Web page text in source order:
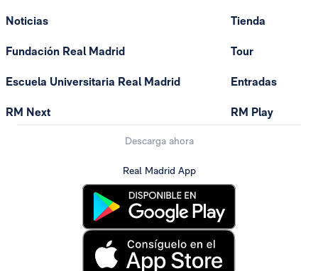
Noticias
Fundación Real Madrid
Escuela Universitaria Real Madrid
RM Next
Tienda
Tour
Entradas
RM Play
Descarga ahora
Real Madrid App